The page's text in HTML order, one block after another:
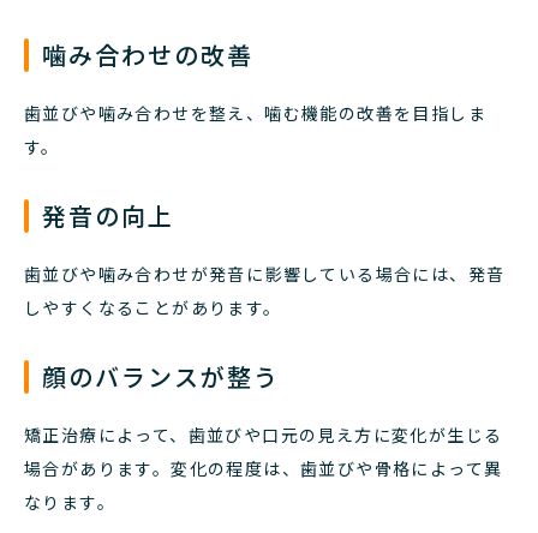
噛み合わせの改善
歯並びや噛み合わせを整え、噛む機能の改善を目指しま
す。
発音の向上
歯並びや噛み合わせが発音に影響している場合には、発音
しやすくなることがあります。
顔のバランスが整う
矯正治療によって、歯並びや口元の見え方に変化が生じる
場合があります。変化の程度は、歯並びや骨格によって異
なります。